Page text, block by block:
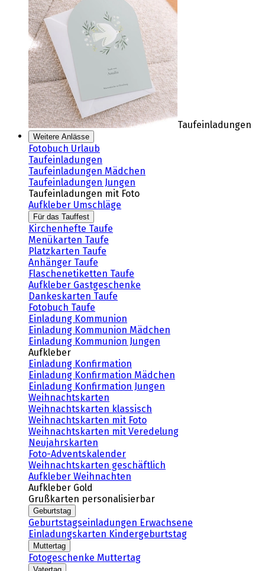
Taufeinladungen
Weitere Anlässe
Fotobuch Urlaub
Taufeinladungen
Taufeinladungen Mädchen
Taufeinladungen Jungen
Taufeinladungen mit Foto
Aufkleber Umschläge
Für das Tauffest
Kirchenhefte Taufe
Menükarten Taufe
Platzkarten Taufe
Anhänger Taufe
Flaschenetiketten Taufe
Aufkleber Gastgeschenke
Dankeskarten Taufe
Fotobuch Taufe
Einladung Kommunion
Einladung Kommunion Mädchen
Einladung Kommunion Jungen
Aufkleber
Einladung Konfirmation
Einladung Konfirmation Mädchen
Einladung Konfirmation Jungen
Weihnachtskarten
Weihnachtskarten klassisch
Weihnachtskarten mit Foto
Weihnachtskarten mit Veredelung
Neujahrskarten
Foto-Adventskalender
Weihnachtskarten geschäftlich
Aufkleber Weihnachten
Aufkleber Gold
Grußkarten personalisierbar
Geburtstag
Geburtstagseinladungen Erwachsene
Einladungskarten Kindergeburtstag
Muttertag
Fotogeschenke Muttertag